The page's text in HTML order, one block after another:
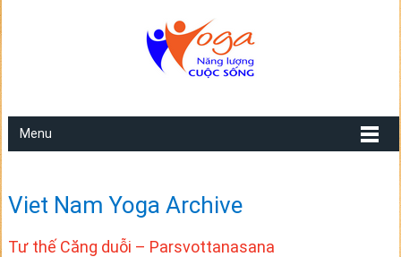
Menu
Viet Nam Yoga Archive
Tư thế Căng duỗi – Parsvottanasana